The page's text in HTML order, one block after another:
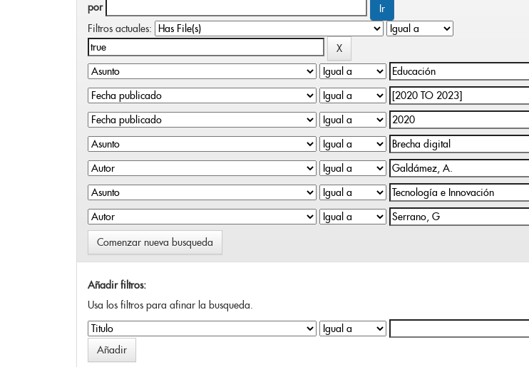
por
Filtros actuales:
Comenzar nueva busqueda
Añadir filtros:
Usa los filtros para afinar la busqueda.